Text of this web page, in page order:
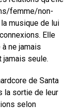
femme/non-
musique de lui
Elle
ne jamais
jamais seule.
de Santa
la sortie de leur
selon